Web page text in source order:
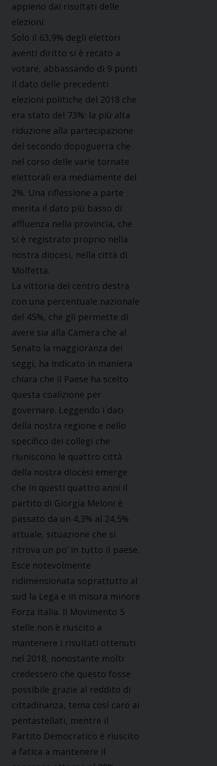
appieno dai risultati delle
elezioni.
Solo il 63,9% degli elettori
aventi diritto si è recato a
votare, abbassando di 9 punti
il dato delle precedenti
elezioni politiche del 2018 che
era stato del 73%: la più alta
riduzione alla partecipazione
del secondo dopoguerra che
nel corso delle varie tornate
elettorali era mediamente del
2%. Una riflessione a parte
merita il dato più basso di
affluenza nella provincia, che
si è registrato proprio nella
nostra diocesi, nella città di
Molfetta.
La vittoria del centro destra
con una percentuale nazionale
del 45%, che gli permette di
avere sia alla Camera che al
Senato la maggioranza dei
seggi, ha indicato in maniera
chiara che il Paese ha scelto
questa coalizione per
governare. Leggendo i dati
della nostra regione e nello
specifico dei collegi che
riuniscono le quattro città
della nostra diocesi emerge
che in questi quattro anni il
partito di Giorgia Meloni è
passato da un 4,3% al 24,5%
attuale, situazione che si
ritrova un po’ in tutto il paese.
Esce notevolmente
ridimensionata soprattutto al
sud la Lega e in misura minore
Forza Italia. Il Movimento 5
stelle non è riuscito a
mantenere i risultati ottenuti
nel 2018, nonostante molti
credessero che questo fosse
possibile grazie al reddito di
cittadinanza, tema così caro ai
pentastellati, mentre il
Partito Democratico è riuscito
a fatica a mantenere il